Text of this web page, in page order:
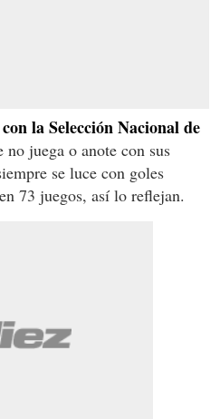
la Selección Nacional de
no juega o anote con sus
se luce con goles
73 juegos, así lo reflejan.